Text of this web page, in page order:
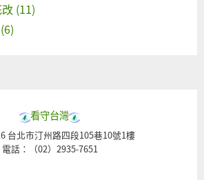
(11)
看守台灣
台北市汀州路四段105巷10號1樓
電話：（02）2935-7651